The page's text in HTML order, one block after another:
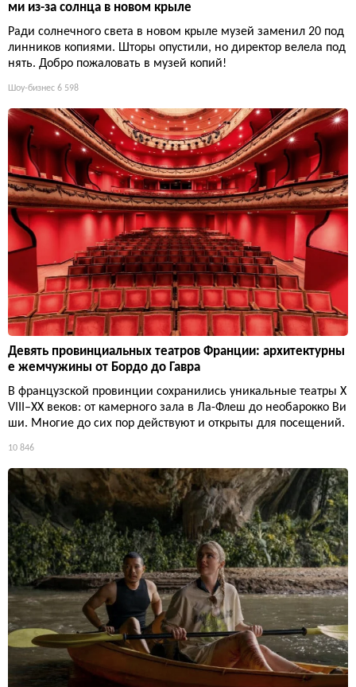
ми из-за солнца в новом крыле
Ради солнечного света в новом крыле музей заменил 20 под
линников копиями. Шторы опустили, но директор велела под
нять. Добро пожаловать в музей копий!
Шоу-бизнес 6 598
Девять провинциальных театров Франции: архитектурны
е жемчужины от Бордо до Гавра
В французской провинции сохранились уникальные театры X
VIII–XX веков: от камерного зала в Ла-Флеш до необарокко Ви
ши. Многие до сих пор действуют и открыты для посещений.
10 846